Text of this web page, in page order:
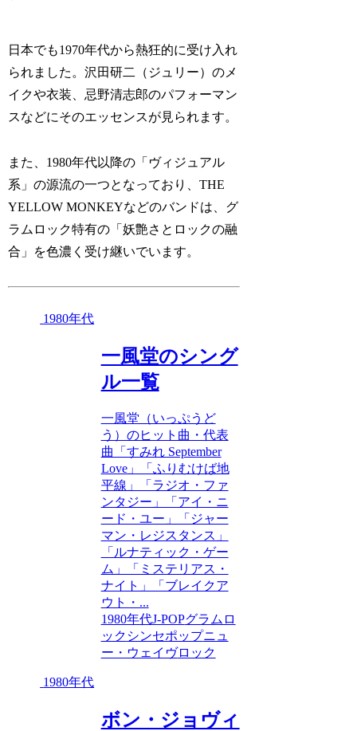
日本でも1970年代から熱狂的に受け入れ
られました。沢田研二（ジュリー）のメ
イクや衣装、忌野清志郎のパフォーマン
スなどにそのエッセンスが見られます。
また、1980年代以降の「ヴィジュアル
系」の源流の一つとなっており、THE
YELLOW MONKEYなどのバンドは、グ
ラムロック特有の「妖艶さとロックの融
合」を色濃く受け継いでいます。
1980年代
一風堂のシング
ル一覧
一風堂（いっぷうど
う）のヒット曲・代表
曲「すみれ September
Love」「ふりむけば地
平線」「ラジオ・ファ
ンタジー」「アイ・ニ
ード・ユー」「ジャー
マン・レジスタンス」
「ルナティック・ゲー
ム」「ミステリアス・
ナイト」「ブレイクア
ウト・...
1980年代J-POPグラムロ
ック シンセポップニュ
ー・ウェイヴロック
1980年代
ボン・ジョヴィ